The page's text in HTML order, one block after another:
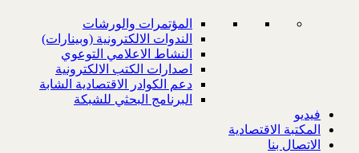
المؤتمرات والورشات
الندوات الالكترونية (وبينارات)
النشاط الاعلامي التوعوي
اصدارات الكتب الالكترونية
دعم الكوادر الاقتصادية الشابة
البرنامج البحثي للشبكة
فيديو
المكتبة الاقتصادية
الاتصال بنا